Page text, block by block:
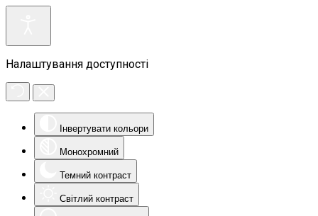
Налаштування доступності
Інвертувати кольори
Монохромний
Темний контраст
Світлий контраст